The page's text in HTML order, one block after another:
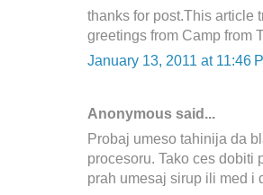
thanks for post.This article
greetings from Camp from
January 13, 2011 at 11:46
Anonymous said...
Probaj umeso tahinija da
procesoru. Tako ces dobiti
prah umesaj sirup ili med i